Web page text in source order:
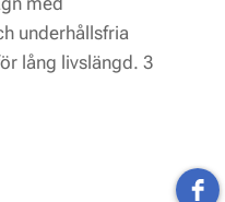
underhållsfria
lång livslängd. 3